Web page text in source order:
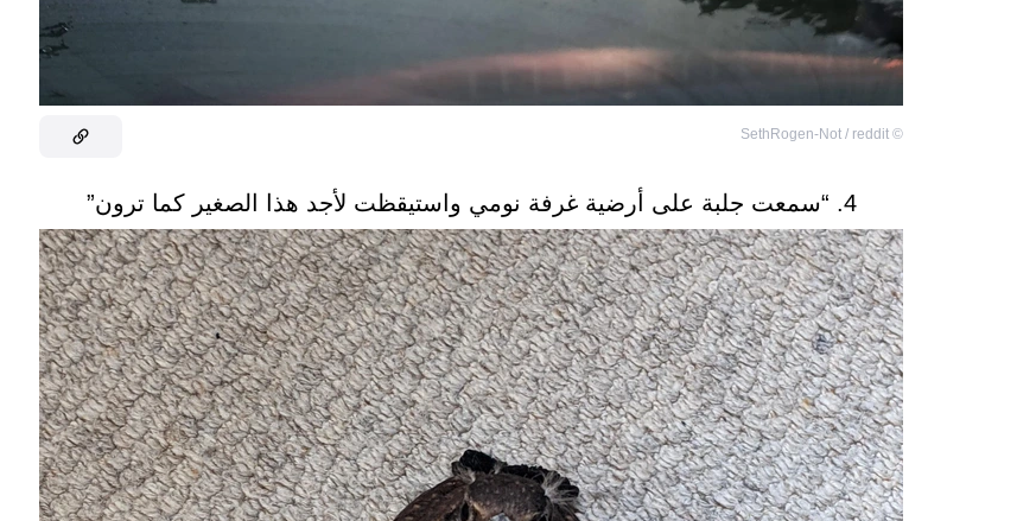
©
SethRogen-Not / reddit
4. “سمعت جلبة على أرضية غرفة نومي واستيقظت لأجد هذا الصغير كما ترون”